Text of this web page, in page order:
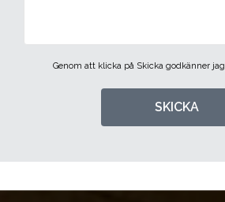
Genom att klicka på Skicka godkänner jag
SKICKA